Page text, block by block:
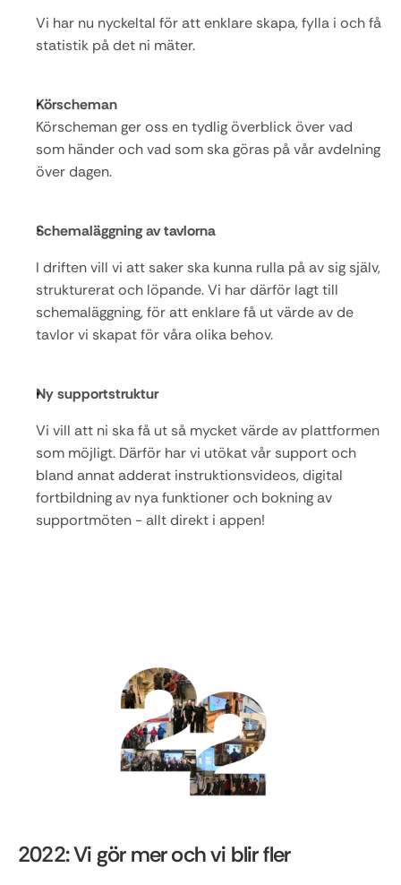
Vi har nu nyckeltal för att enklare skapa, fylla i och få
statistik på det ni mäter.
Körscheman
Körscheman ger oss en tydlig överblick över vad
som händer och vad som ska göras på vår avdelning
över dagen.
Schemaläggning av tavlorna
I driften vill vi att saker ska kunna rulla på av sig själv,
strukturerat och löpande. Vi har därför lagt till
schemaläggning, för att enklare få ut värde av de
tavlor vi skapat för våra olika behov.
Ny supportstruktur
Vi vill att ni ska få ut så mycket värde av plattformen
som möjligt. Därför har vi utökat vår support och
bland annat adderat instruktionsvideos, digital
fortbildning av nya funktioner och bokning av
supportmöten - allt direkt i appen!
2022: Vi gör mer och vi blir fler